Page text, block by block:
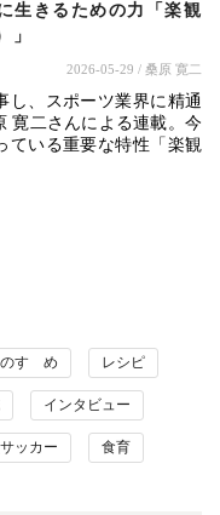
生きるための力「楽観
」
2026-05-29 / 桑原 寛二
し、スポーツ業界に精通
寛二さんによる連載。今
ている重要な特性「楽観
すゝめ レシピ
インタビュー
ッカー 食育